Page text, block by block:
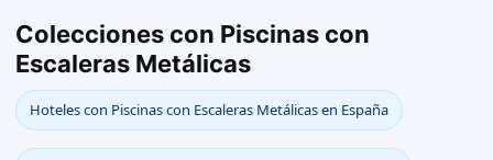
Colecciones con Piscinas con
Escaleras Metálicas
Hoteles con Piscinas con Escaleras Metálicas en España